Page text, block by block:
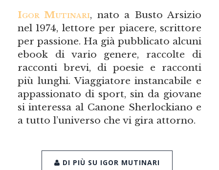
Igor Mutinari, nato a Busto Arsizio
nel 1974, lettore per piacere, scrittore
per passione. Ha già pubblicato alcuni
ebook di vario genere, raccolte di
racconti brevi, di poesie e racconti
più lunghi. Viaggiatore instancabile e
appassionato di sport, sin da giovane
si interessa al Canone Sherlockiano e
a tutto l’universo che vi gira attorno.
DI PIÙ SU IGOR MUTINARI